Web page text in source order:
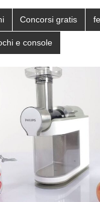
Concorsi gratis
e console